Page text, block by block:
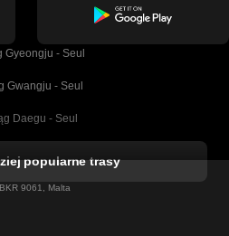
Gyeongju - Seul
Gwangju - Seul
Daegu - Seul
Dublin - Galway
popularne trasy
9061, Malta